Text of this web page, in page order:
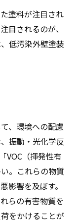
塗料が注目され
目されるのが、
低汚染外壁塗装
、環境への配慮
振動・光化学反
VOC（揮発性有
。これらの物質
影響を及ぼす。
らの有害物質を
をかけることが